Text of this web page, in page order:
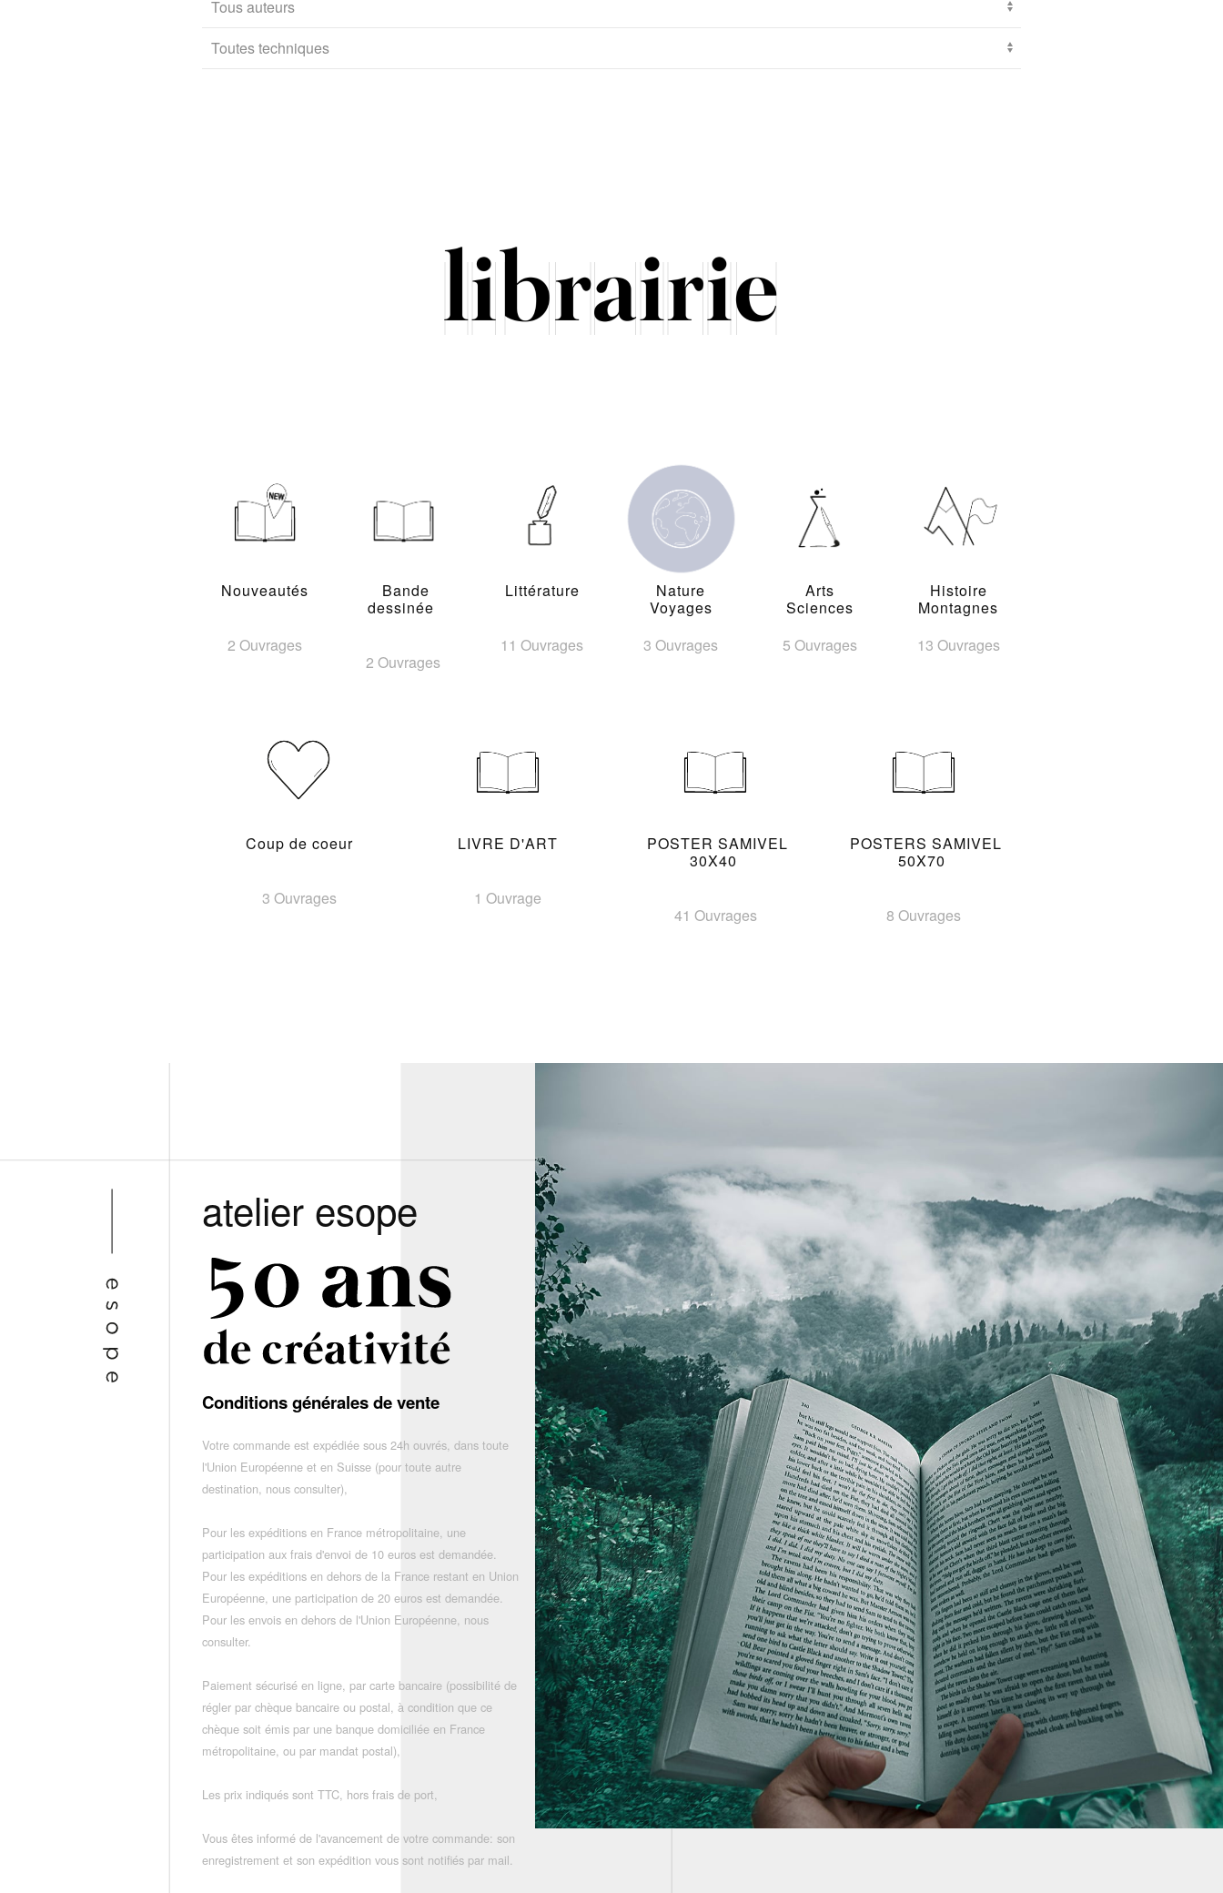
Nouveautés
2 Ouvrages
Bande
dessinée
2 Ouvrages
Littérature
11 Ouvrages
Nature
Voyages
3 Ouvrages
Arts
Sciences
5 Ouvrages
Histoire
Montagnes
13 Ouvrages
Coup de coeur
3 Ouvrages
LIVRE D'ART
1 Ouvrage
POSTER SAMIVEL
30X40
41 Ouvrages
POSTERS SAMIVEL
50X70
8 Ouvrages
atelier esope
Conditions générales de vente
Votre commande est expédiée sous 24h ouvrés, dans toute
l'Union Européenne et en Suisse (pour toute autre
destination, nous consulter),
Pour les expéditions en France métropolitaine, une
participation aux frais d'envoi de 10 euros est demandée.
Pour les expéditions en dehors de la France restant en Union
Européenne, une participation de 20 euros est demandée.
Pour les envois en dehors de l'Union Européenne, nous
consulter.
Paiement sécurisé en ligne, par carte bancaire (possibilité de
régler par chèque bancaire ou postal, à condition que ce
chèque soit émis par une banque domiciliée en France
métropolitaine, ou par mandat postal),
Les prix indiqués sont TTC, hors frais de port,
Vous êtes informé de l'avancement de votre commande: son
enregistrement et son expédition vous sont notifiés par mail.